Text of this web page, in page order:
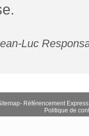
Luc
- Référencement Express
Politique de